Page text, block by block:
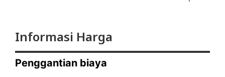
Informasi Harga
Penggantian biaya